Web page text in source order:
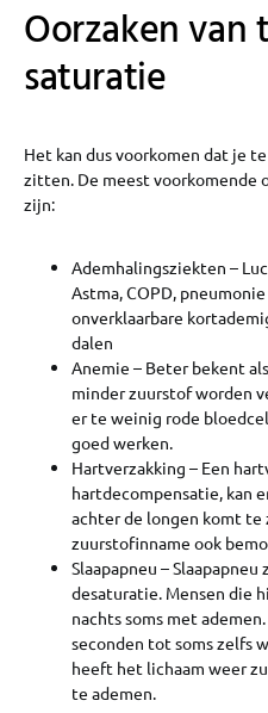
Oorzaken van
saturatie
Het kan dus voorkomen dat je
zitten. De meest voorkomende
zijn:
Ademhalingsziekten –
Astma, COPD,
onverklaarbare
dalen
Anemie – Beter bekent
minder zuurstof worden
er te weinig rode
goed werken.
Hartverzakking – Een
hartdecompensatie, kan
achter de longen komt
zuurstofinname ook
Slaapapneu –
desaturatie. Mensen die
nachts soms met
seconden tot soms zelfs
heeft het lichaam weer
te ademen.